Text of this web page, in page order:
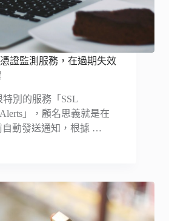
憑證監測服務，在過期失效
別的服務「SSL
」，顧名思義就是在
自動發送通知，根據 …